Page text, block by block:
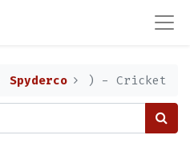
Spyderco ) - Cricket